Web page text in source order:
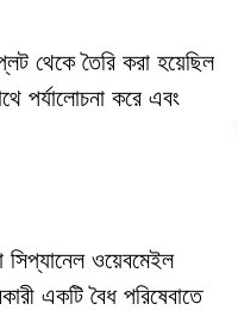
থেকে তৈরি করা হয়েছিল
পর্যালোচনা করে এবং
ওয়েবমেইল
একটি বৈধ পরিষেবাতে